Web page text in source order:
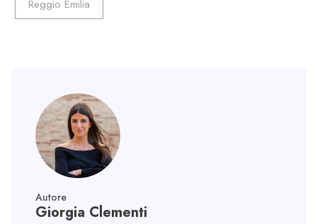
Reggio Emilia
Autore
Giorgia Clementi